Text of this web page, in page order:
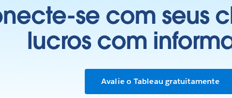
se com seus
lucros com
Avalie o Tableau gratuitamente